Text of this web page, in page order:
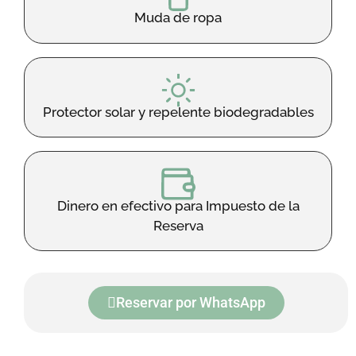
Muda de ropa
Protector solar y repelente biodegradables
Dinero en efectivo para Impuesto de la
Reserva
Reservar por WhatsApp